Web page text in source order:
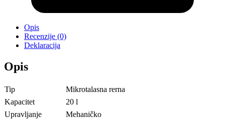
Opis
Recenzije (0)
Deklaracija
Opis
Tip
Mikrotalasna rerna
Kapacitet
20 l
Upravljanje
Mehaničko